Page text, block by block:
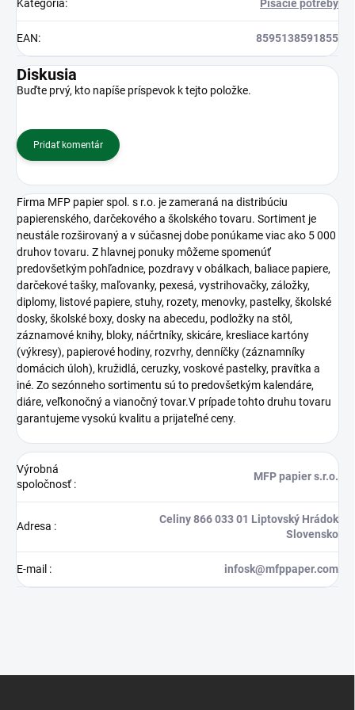
Kategória: Písacie potreby
EAN: 8595138591855
Diskusia
Buďte prvý, kto napíše príspevok k tejto položke.
Pridať komentár
Firma MFP papier spol. s r.o. je zameraná na distribúciu
papierenského, darčekového a školského tovaru. Sortiment je
neustále rozširovaný a v súčasnej dobe ponúkame viac ako 5 000
druhov tovaru. Z hlavnej ponuky môžeme spomenúť
predovšetkým pohľadnice, pozdravy v obálkach, baliace papiere,
darčekové tašky, maľovanky, pexesá, vystrihovačky, záložky,
diplomy, listové papiere, stuhy, rozety, menovky, pastelky, školské
dosky, školské boxy, dosky na abecedu, podložky na stôl,
záznamové knihy, bloky, náčrtníky, skicáre, kresliace kartóny
(výkresy), papierové hodiny, rozvrhy, denníčky (záznamníky
domácich úloh), kružidlá, ceruzky, voskové pastelky, pravítka a
iné. Zo sezónneho sortimentu sú to predovšetkým kalendáre,
diáre, veľkonočný a vianočný tovar.V prípade tohto druhu tovaru
garantujeme vysokú kvalitu a prijateľné ceny.
Výrobná
spoločnosť:
MFP papier s.r.o.
Adresa :
Celiny 866 033 01 Liptovský Hrádok
Slovensko
E-mail : infosk@mfppaper.com